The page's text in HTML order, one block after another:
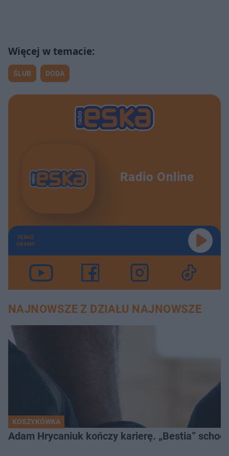
ŚLUB DODA
Radio Online
TERAZ
GRAMY
NAJNOWSZE Z DZIAŁU NAJNOWSZE
KOSZYKÓWKA
Adam Hrycaniuk kończy karierę. „Bestia”